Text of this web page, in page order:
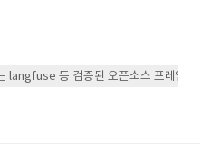
langfuse 등 검증된 오픈소스 프레임워